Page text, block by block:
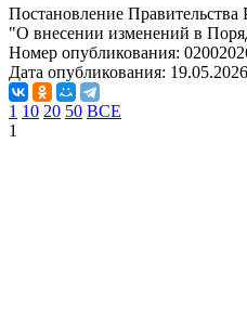
Постановление
"О внесении изменений в
Номер опубликования:
Дата опубликования: 19.05.2026
1 10 20 50 ВСЕ
1